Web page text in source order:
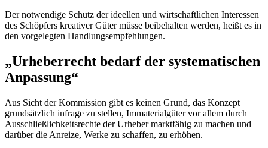
Der notwendige Schutz der ideellen und wirtschaftlichen Interessen
des Schöpfers kreativer Güter müsse beibehalten werden, heißt es in
den vorgelegten Handlungsempfehlungen.
„Urheberrecht bedarf der systematischen
Anpassung“
Aus Sicht der Kommission gibt es keinen Grund, das Konzept
grundsätzlich infrage zu stellen, Immaterialgüter vor allem durch
Ausschließlichkeitsrechte der Urheber marktfähig zu machen und
darüber die Anreize, Werke zu schaffen, zu erhöhen.